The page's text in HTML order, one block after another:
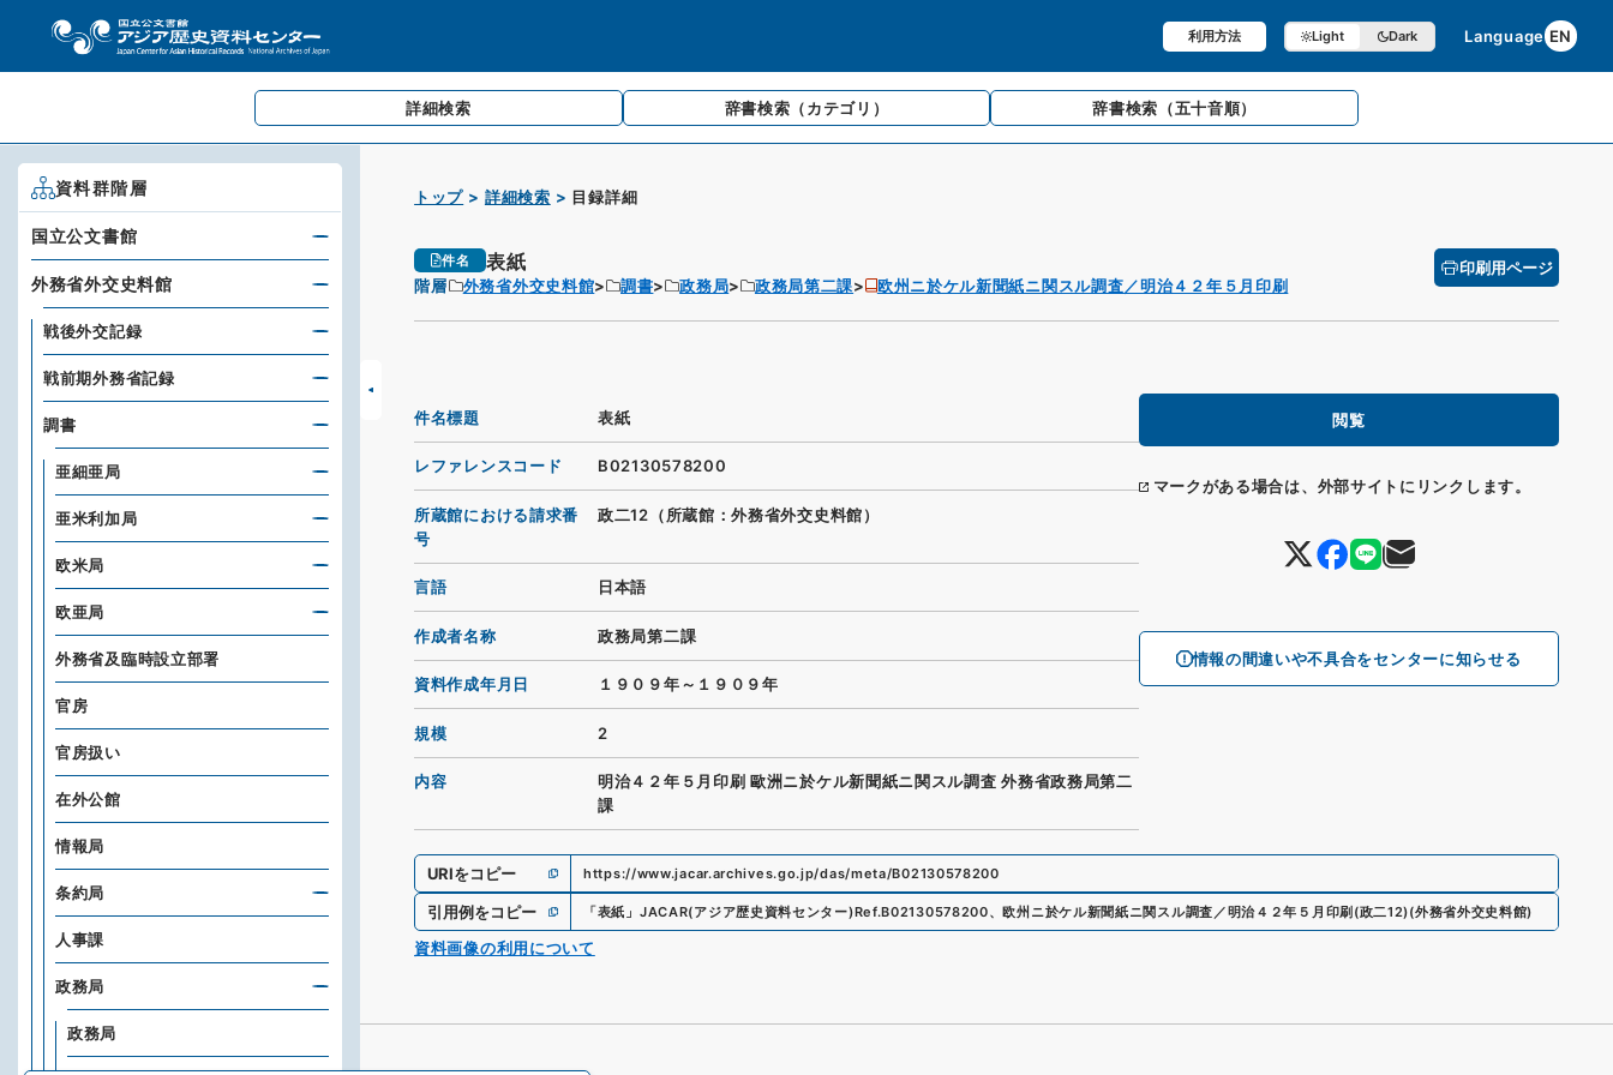
利用方法 Light Dark Language EN
詳細検索 辞書検索 （カテゴリ） 辞書検索 （五十音順）
トップ 詳細検索 目録詳細
件名 表紙
階層 外務省外交史料館 調書 政務局 政務局第二課 欧州ニ於ケル新聞紙ニ関スル調査／明治４２年５月印刷
印刷用ページ
閲覧
マークがある場合は、外部サイトにリンクします。
情報の間違いや不具合をセンターに知らせる
件名標題 表紙
レファレンスコード B02130578200
所蔵館における請求番
号
政二12（所蔵館：外務省外交史料館）
言語 日本語
作成者名称 政務局第二課
資料作成年月日 １９０９年～１９０９年
規模 2
内容
明治４２年５月印刷 歐洲ニ於ケル新聞紙ニ関スル調査 外務省政務局第二
課
URIをコピー https://www.jacar.archives.go.jp/das/meta/B02130578200
引用例をコピー 「表紙 」 JACAR(アジア歴史資料センター)Ref.B02130578200、欧州ニ於ケル新聞紙ニ関スル調査／明治４２年５月印刷(政二12)(外務省外交史料館)
資料画像の利用について
資料群階層
国立公文書館
外務省外交史料館
戦後外交記録
戦前期外務省記録
調書
亜細亜局
亜米利加局
欧米局
欧亜局
外務省及臨時設立部署
官房
官房扱い
在外公館
情報局
条約局
人事課
政務局
政務局